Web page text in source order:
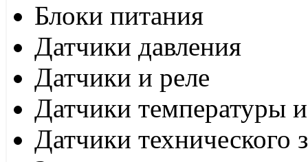
Блоки питания
Датчики давления
Датчики и реле
Датчики температуры
Датчики технического